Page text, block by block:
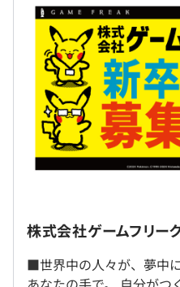
1989年：『クインティ』
1991年：『ジェリーボーイ
1996年：『ポケットモンス
スター 青』
1999年：『ポケットモンス
2002年：『ポケットモンス
2006年：『ポケットモンス
2010年：『ポケットモンス
2013年：『ポケットモンス
Let’s Go! イーブイ』、『ポ
『リトルタウンヒーロー』
◎リモート可（在宅勤務
◎転居を伴う転勤はありま
就業場所の変更範囲
＜雇入時＞
東京
＜変更範囲＞
【支給実績に基づくモデル
◼︎ディレクター
～約2,300万円
◼︎セクションディレクター
～約1,800万円
・30代半ば：1,800万円
・30代前半：1,500万円
～約1,500万円
・30代半ば：1,300万円
・20代後半：1,100万円
過去３年間の新卒採用者数
前年度 採用者数10人 離職
2年度前 採用者数9人 離職
3年度前 採用者数9人 離職
過去３年間の新卒採用者数
前年度 男性8人 女性2人
2年度前 男性8人 女性1人
3年度前 男性5人 女性4人
平均勤続年数
研修の有無及び内容
株式会社ゲームフリー
■世界中の人々が、夢中